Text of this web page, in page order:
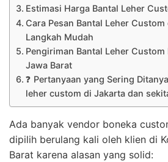
Estimasi Harga Bantal Leher
Cara Pesan Bantal Leher
Langkah Mudah
Pengiriman Bantal Leher Custom
Jawa Barat
❓ Pertanyaan yang Sering
leher custom di Jakarta dan
Ada banyak vendor boneka
dipilih berulang kali oleh klien di
Barat karena alasan yang solid: